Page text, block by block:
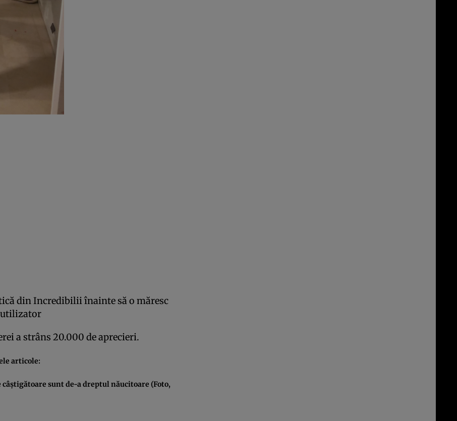
din Incredibilii înainte să o măresc
utilizator
a strâns 20.000 de aprecieri.
articole:
sunt de-a dreptul năucitoare (Foto,